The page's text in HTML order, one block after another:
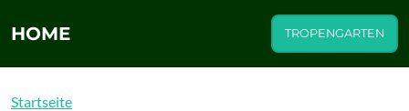
HOME TROPENGARTEN
Startseite